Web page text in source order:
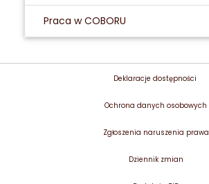
Praca w COBORU
Deklaracje dostępności
Ochrona danych osobowych
Zgłoszenia naruszenia prawa
Dziennik zmian